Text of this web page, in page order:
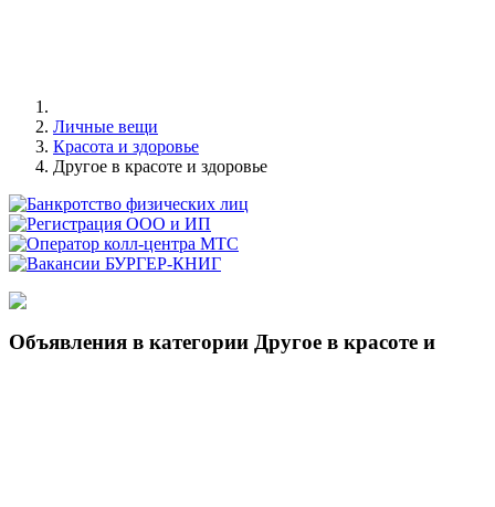
Личные вещи
Красота и здоровье
Другое в красоте и здоровье
Объявления в категории Другое в красоте и